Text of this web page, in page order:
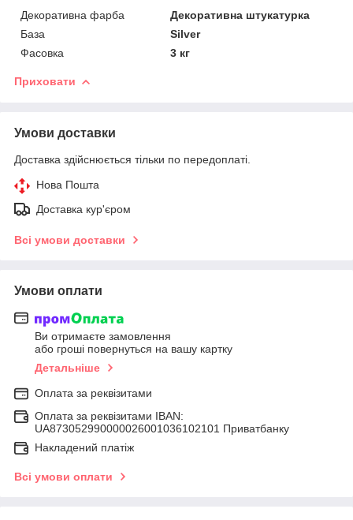
Декоративна фарба
Декоративна штукатурка
База
Silver
Фасовка
3 кг
Приховати
Умови доставки
Доставка здійснюється тільки по передоплаті.
Нова Пошта
Доставка кур'єром
Всі умови доставки
Умови оплати
Ви отримаєте замовлення
або гроші повернуться на вашу картку
Детальніше
Оплата за реквізитами
Оплата за реквізитами IBAN:
UA873052990000026001036102101 Приватбанку
Накладений платіж
Всі умови оплати